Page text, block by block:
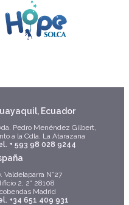
Ecuador
Pedro Menéndez Gilbert,
a la Cdla. La Atarazana
+ 593 98 028 9244
Valdelaparra N°27
2, 2° 28108
Madrid
+34 651 409 931